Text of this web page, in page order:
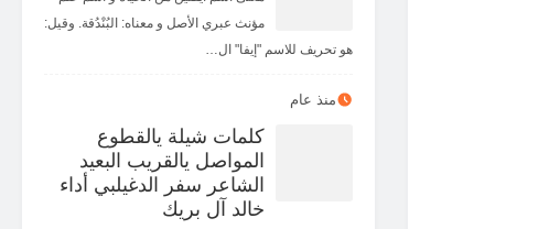
مؤنث عبري الأصل و معناه: البُنْدُقة. وقيل:
هو تحريف للاسم "إيفا" ال…
منذ عام
كلمات شيلة يالقطوع
المواصل يالقريب البعيد
الشاعر سفر الدغيلبي أداء
خالد آل بريك